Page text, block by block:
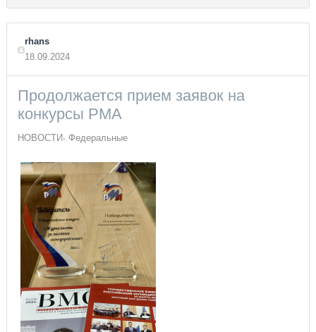
rhans
18.09.2024
Продолжается прием заявок на
конкурсы РМА
НОВОСТИ Федеральные